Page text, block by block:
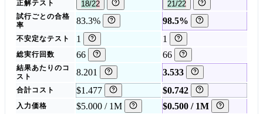
正解テスト 18/22 21/22
試行ごとの合格
率
83.3% 98.5%
不安定なテスト 1 1
総実行回数 66 66
結果あたりのコ
スト
8.201 3.533
合計コスト $1.477 $0.742
入力価格 $5.000 / 1M $0.500 / 1M